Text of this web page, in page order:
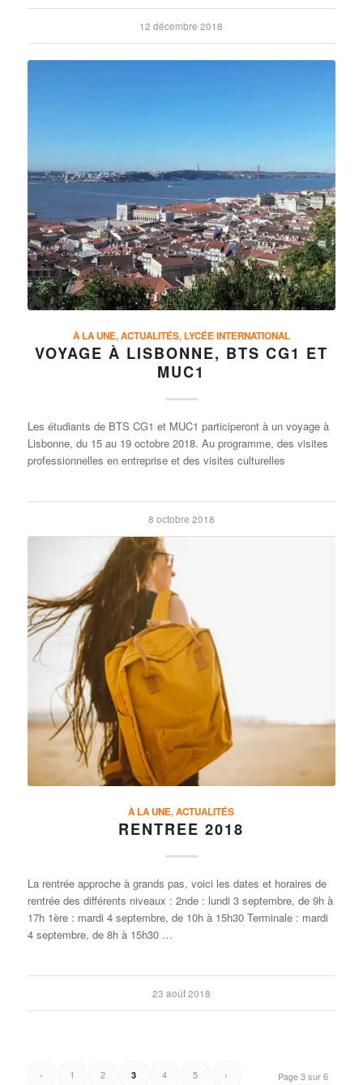
12 décembre 2018
À LA UNE,ACTUALITÉS, LYCÉE INTERNATIONAL
VOYAGE À LISBONNE, BTS CG1 ET
MUC1
Les étudiants de BTS CG1 et MUC1 participeront à un voyage à
Lisbonne, du 15 au 19 octobre 2018. Au programme, des visites
professionnelles en entreprise et des visites culturelles
8 octobre 2018
À LA UNE,ACTUALITÉS
RENTREE 2018
La rentrée approche à grands pas, voici les dates et horaires de
rentrée des différents niveaux : 2nde : lundi 3 septembre, de 9h à
17h 1ère : mardi 4 septembre, de 10h à 15h30 Terminale : mardi
4 septembre, de 8h à 15h30 …
23 août 2018
Page 3 sur 6
‹ 1 2 3 4 5 ›